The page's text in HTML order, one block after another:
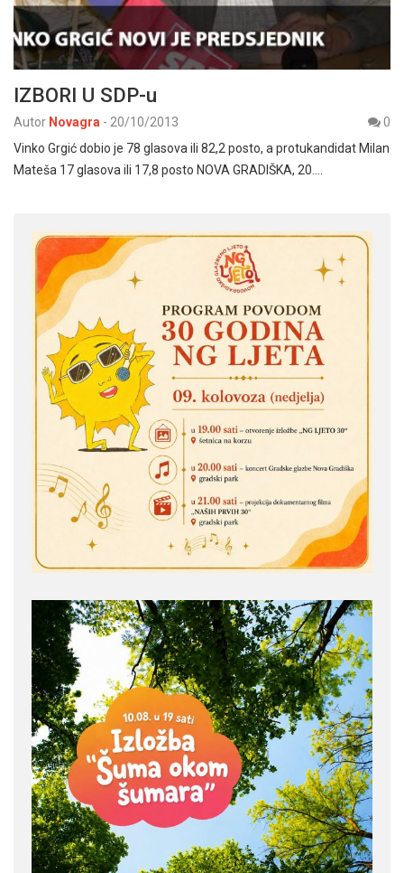
IZBORI U SDP-u
Autor Novagra - 20/10/2013
0
Vinko Grgić dobio je 78 glasova ili 82,2 posto, a protukandidat Milan
Mateša 17 glasova ili 17,8 posto NOVA GRADIŠKA, 20.…